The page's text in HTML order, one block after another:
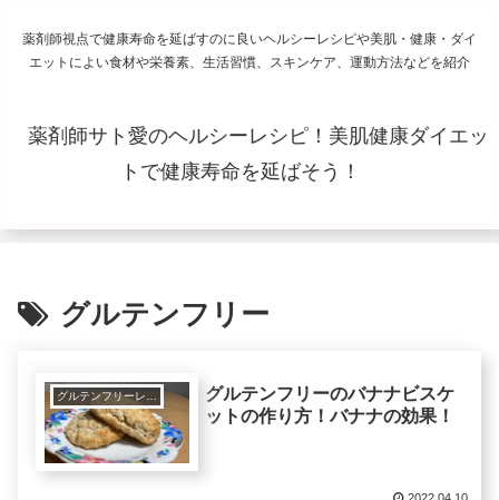
薬剤師視点で健康寿命を延ばすのに良いヘルシーレシピや美肌・健康・ダイ
エットによい食材や栄養素、生活習慣、スキンケア、運動方法などを紹介
薬剤師サト愛のヘルシーレシピ！美肌健康ダイエッ
トで健康寿命を延ばそう！
グルテンフリー
グルテンフリーのバナナビスケ
ットの作り方！バナナの効果！